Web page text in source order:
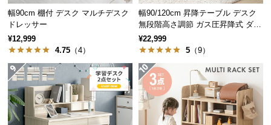
返
品・
キ
ャ
ン
セ
ル
に
幅90cm 棚付 デスク マルチデスク
ドレッサー
¥12,999
4.75 （4）
幅90/120cm 昇降テーブル デスク
無段階高さ調節 ガス圧昇降式 ダイ
ニング 高さ55~70cm
¥22,999
5 （9）